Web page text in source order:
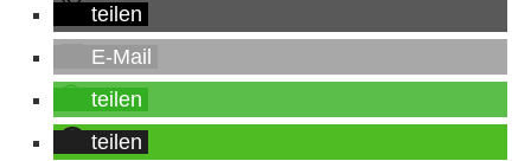
teilen
E-Mail
teilen
teilen